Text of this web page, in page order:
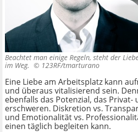
Beachtet man einige Regeln, steht der
im Weg. © 123RF/tmarturano
Eine Liebe am Arbeitsplatz kann
und überaus vitalisierend sein.
ebenfalls das Potenzial, das Privat-
erschweren. Diskretion vs.
und Emotionalität vs.
einen täglich begleiten kann.